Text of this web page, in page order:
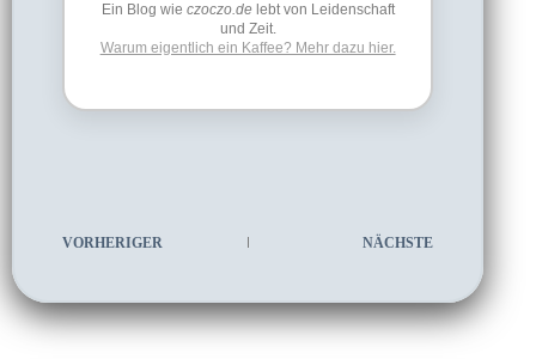
Ein Blog wie czoczo.delebt von Leidenschaft
und Zeit.
Warum eigentlich ein Kaffee? Mehr dazu hier.
VORHERIGER NÄCHSTE